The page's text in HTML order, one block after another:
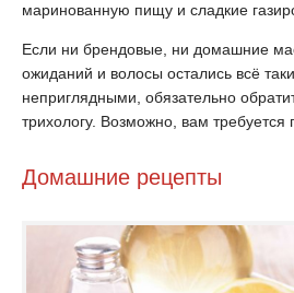
маринованную пищу и сладкие
Если ни брендовые, ни домашние
ожиданий и волосы остались всё
неприглядными, обязательно
трихологу. Возможно, вам требуется
Домашние рецепты